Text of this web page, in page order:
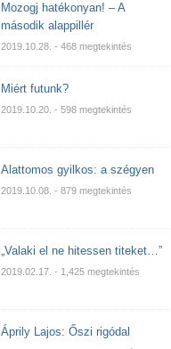
Mozogj hatékonyan! – A
második alappillér
2019.10.28. - 468 megtekintés
Miért futunk?
2019.10.20. - 598 megtekintés
Alattomos gyilkos: a szégyen
2019.10.08. - 879 megtekintés
„Valaki el ne hitessen titeket…”
2019.02.17. - 1,425 megtekintés
Áprily Lajos: Őszi rigódal